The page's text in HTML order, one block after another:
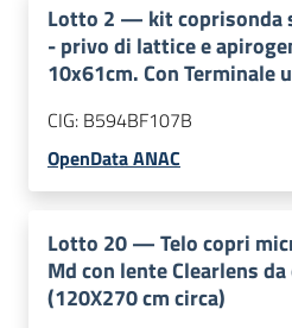
Lotto 2 — kit coprisonda
- privo di lattice e
10x61cm. Con Terminale
CIG: B594BF107B
OpenData ANAC
Lotto 20—Telo copri
Md con lente Clearlens
(120X270 cm circa)